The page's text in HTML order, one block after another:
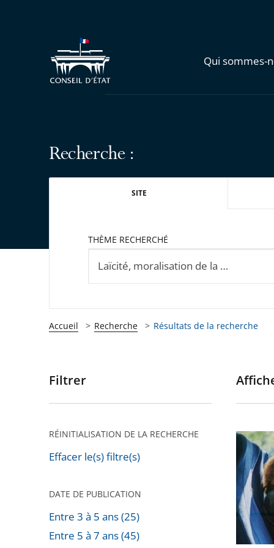
Qui sommes-
Recherche :
SITE
THÈME RECHERCHÉ
Accueil Recherche Résultats de la recherche
Passer
pour
après
Filtrer
RÉINITIALISATION DE LA RECHERCHE
Effacer le(s) filtre(s)
DATE DE PUBLICATION
Entre 3 à 5 ans (25)
Entre 5 à 7 ans (45)
La
de
pour
tous
les